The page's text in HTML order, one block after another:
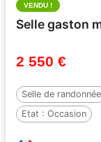
VENDU !
Selle gaston
2 550 €
Selle de randonnée
Etat : Occasion